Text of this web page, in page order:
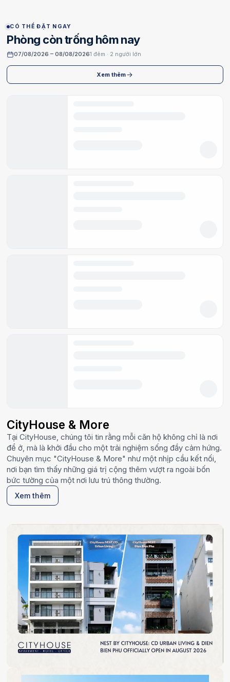
CÓ THỂ ĐẶT NGAY
Phòng còn trống hôm nay
07/08/2026 – 08/08/20261 đêm · 2 người lớn
Xem thêm
CityHouse & More
Tại CityHouse, chúng tôi tin rằng mỗi căn hộ không chỉ là nơi
để ở, mà là khởi đầu cho một trải nghiệm sống đầy cảm hứng.
Chuyên mục "CityHouse & More" như một nhịp cầu kết nối,
nơi bạn tìm thấy những giá trị cộng thêm vượt ra ngoài bốn
bức tường của một nơi lưu trú thông thường.
Xem thêm